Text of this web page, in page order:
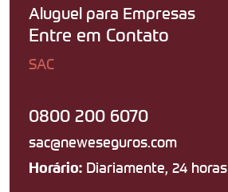
Aluguel para Empresas
Entre em Contato
SAC
0800 200 6070
sac@neweseguros.com
Horário: Diariamente, 24 horas